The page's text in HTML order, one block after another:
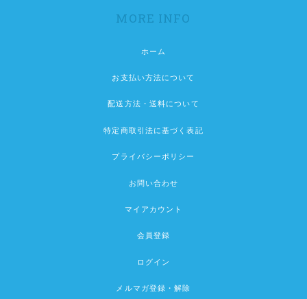
MORE INFO
ホーム
お支払い方法について
配送方法・送料について
特定商取引法に基づく表記
プライバシーポリシー
お問い合わせ
マイアカウント
会員登録
ログイン
メルマガ登録・解除